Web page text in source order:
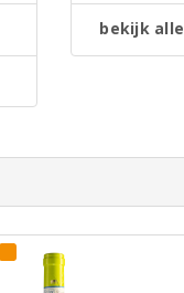
bekijk alle